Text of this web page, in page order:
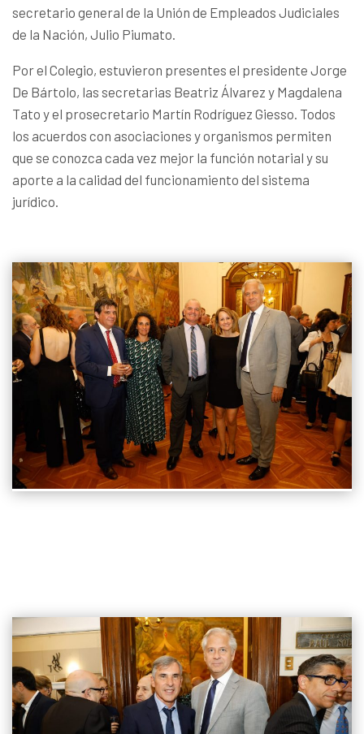
secretario general de la Unión de Empleados Judiciales
de la Nación, Julio Piumato.
Por el Colegio, estuvieron presentes el presidente Jorge
De Bártolo, las secretarias Beatriz Álvarez y Magdalena
Tato y el prosecretario Martín Rodríguez Giesso. Todos
los acuerdos con asociaciones y organismos permiten
que se conozca cada vez mejor la función notarial y su
aporte a la calidad del funcionamiento del sistema
jurídico.